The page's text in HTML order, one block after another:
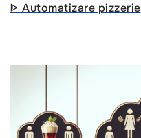
ᐈ Automatizare pizzerie